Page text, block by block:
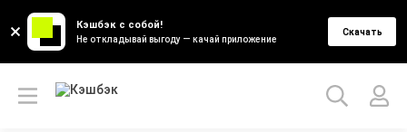
Кэшбэк с собой!
Не откладывай выгоду — качай приложение
Скачать